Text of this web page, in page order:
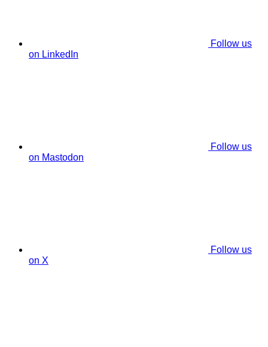
Follow us
on LinkedIn
Follow us
on Mastodon
Follow us
on X